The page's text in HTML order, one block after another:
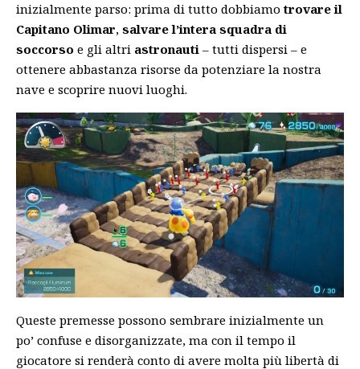
inizialmente parso: prima di tutto dobbiamotrovare il
Capitano Olimar, salvare l’intera squadra di
soccorso e gli altri astronauti – tutti dispersi – e
ottenere abbastanza risorse da potenziare la nostra
nave e scoprire nuovi luoghi.
Queste premesse possono sembrare inizialmente un
po’ confuse e disorganizzate, ma con il tempo il
giocatore si renderà conto di avere molta più libertà di